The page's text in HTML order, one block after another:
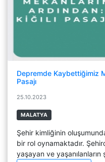
Depremde Kaybettiğimiz
Pasajı
25.10.2023
MALATYA
Şehir kimliğinin
bir rol oynamaktadır.
yaşayan ve